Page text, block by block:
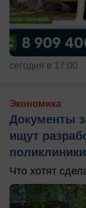
сегодня в 17:00
Экономика
Документы
ищут
Что хотят